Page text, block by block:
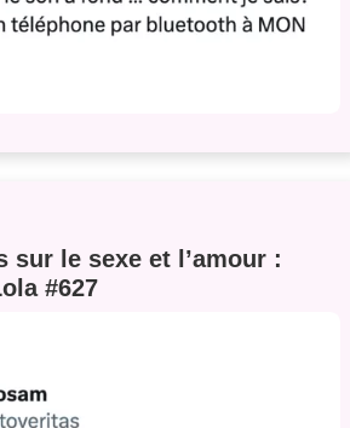
sur le sexe et l’amour :
#627